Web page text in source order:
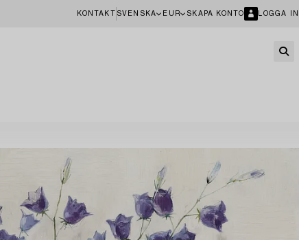
KONTAKT SVENSKA EUR SKAPA KONTO LOGGA IN